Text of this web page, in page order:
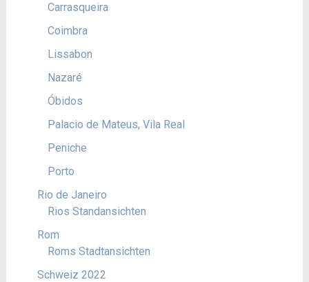
Carrasqueira
Coimbra
Lissabon
Nazaré
Óbidos
Palacio de Mateus, Vila Real
Peniche
Porto
Rio de Janeiro
Rios Standansichten
Rom
Roms Stadtansichten
Schweiz 2022